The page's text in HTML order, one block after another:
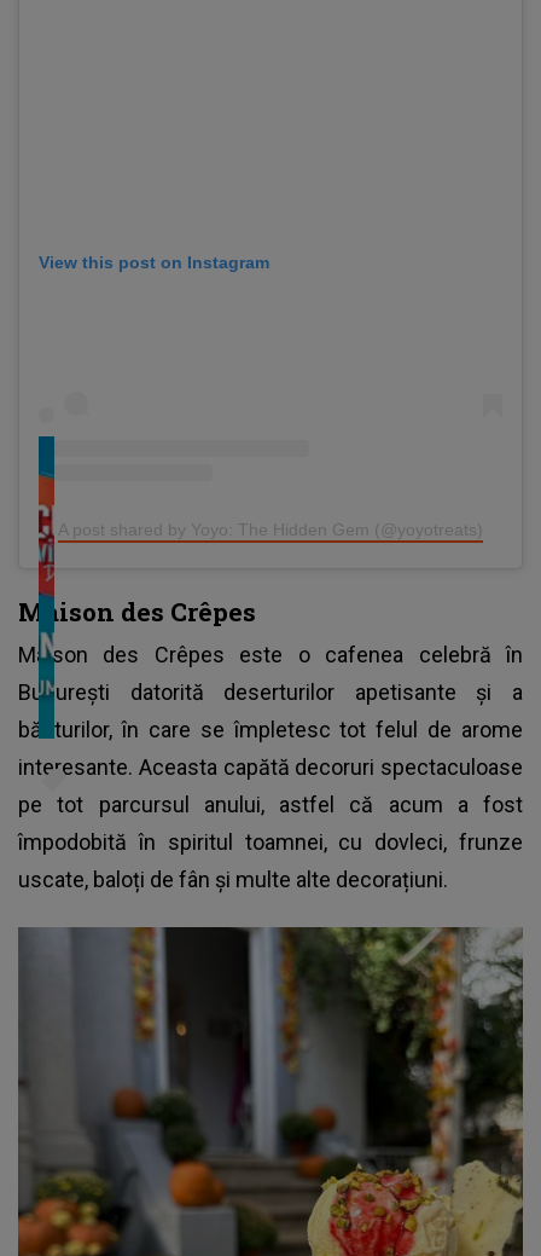
View this post on Instagram
A post shared by Yoyo: The Hidden Gem (@yoyotreats)
Maison des Crêpes
Maison des Crêpes este o cafenea celebră în
București datorită deserturilor apetisante și a
băuturilor, în care se împletesc tot felul de arome
interesante. Aceasta capătă decoruri spectaculoase
pe tot parcursul anului, astfel că acum a fost
împodobită în spiritul toamnei, cu dovleci, frunze
uscate, baloți de fân și multe alte decorațiuni.